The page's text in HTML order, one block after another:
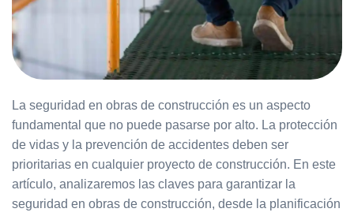
La seguridad en obras de construcción es un aspecto
fundamental que no puede pasarse por alto. La protección
de vidas y la prevención de accidentes deben ser
prioritarias en cualquier proyecto de construcción. En este
artículo, analizaremos las claves para garantizar la
seguridad en obras de construcción, desde la planificación